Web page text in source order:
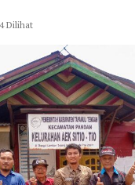
Dilihat